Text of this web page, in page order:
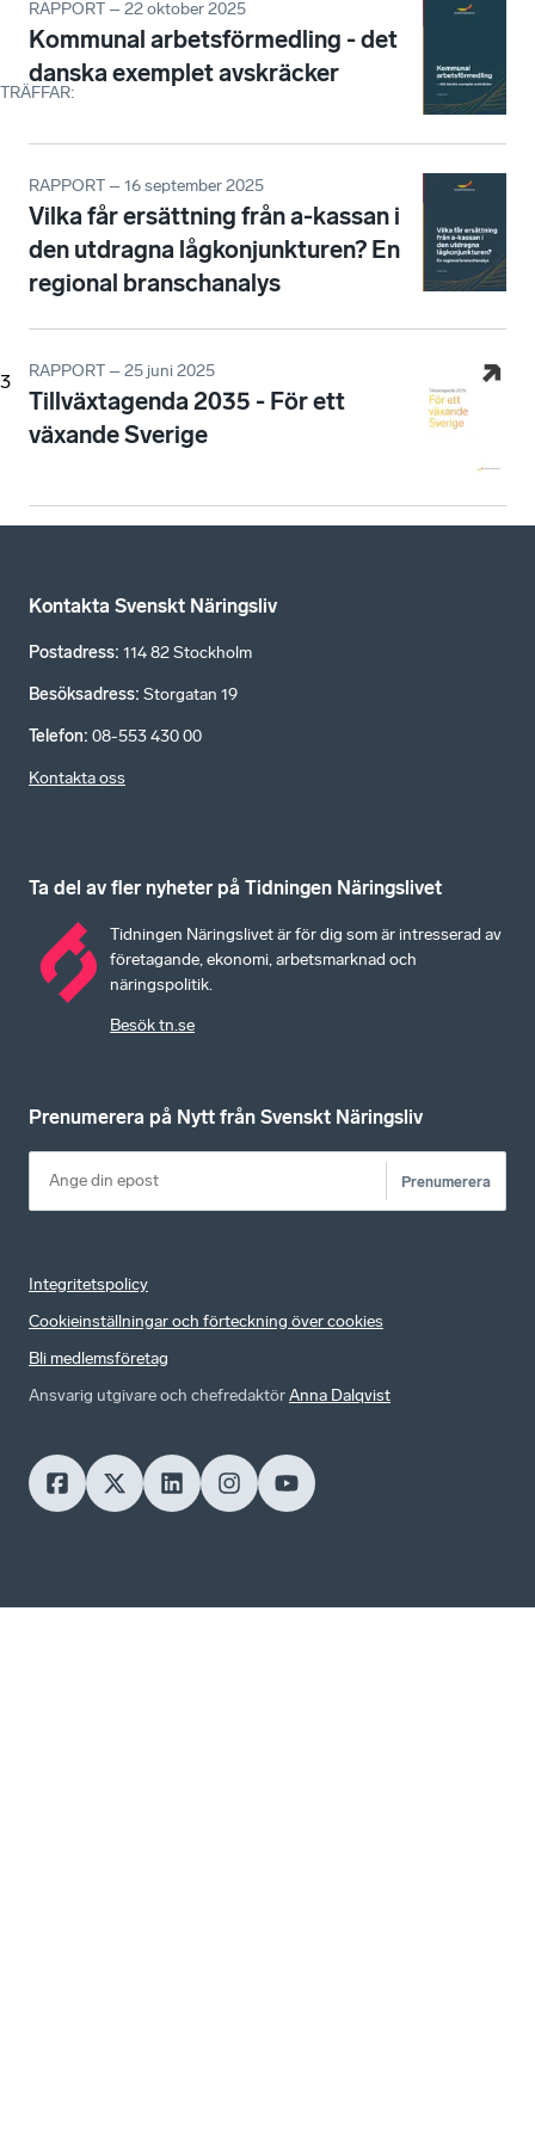
TRÄFFAR:
3
RAPPORT – 22 oktober 2025
Kommunal arbetsförmedling - det
danska exemplet avskräcker
RAPPORT – 16 september 2025
Vilka får ersättning från a-kassan i
den utdragna lågkonjunkturen? En
regional branschanalys
RAPPORT – 25 juni 2025
Tillväxtagenda 2035 - För ett
växande Sverige
Kontakta Svenskt Näringsliv
Postadress: 114 82 Stockholm
Besöksadress: Storgatan 19
Telefon: 08-553 430 00
Kontakta oss
Ta del av fler nyheter på Tidningen Näringslivet
Tidningen Näringslivet är för dig som är intresserad av
företagande, ekonomi, arbetsmarknad och
näringspolitik.
Besök tn.se
Prenumerera på Nytt från Svenskt Näringsliv
Prenumerera
Integritetspolicy
Cookieinställningar och förteckning över cookies
Bli medlemsföretag
Ansvarig utgivare och chefredaktörAnna Dalqvist